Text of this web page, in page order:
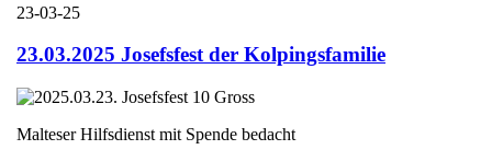
23-03-25
23.03.2025 Josefsfest der Kolpingsfamilie
Malteser Hilfsdienst mit Spende bedacht